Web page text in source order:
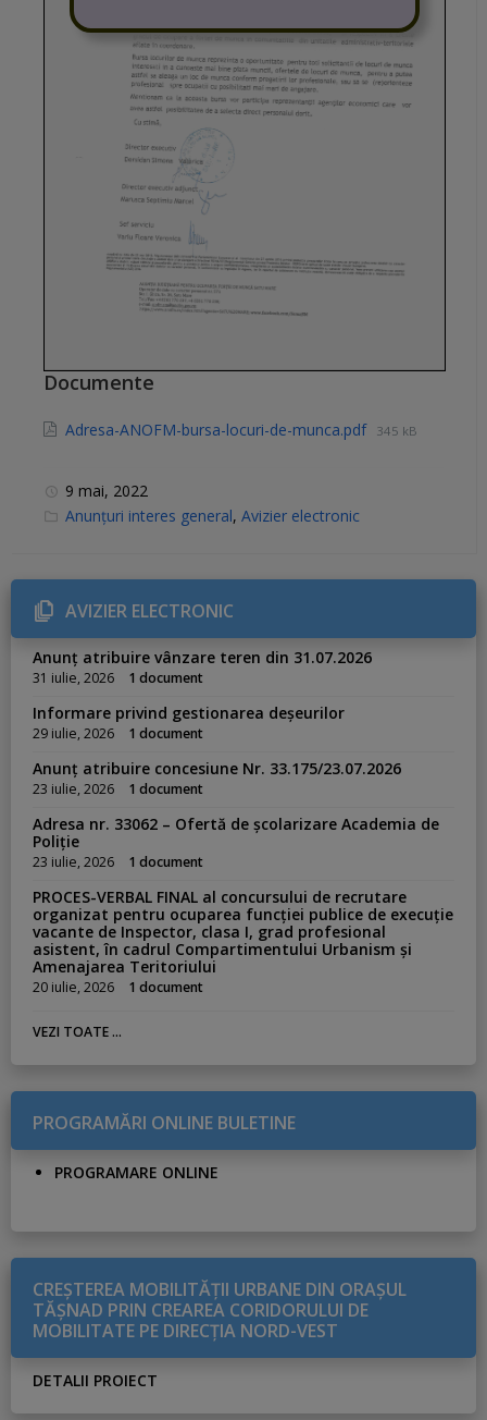
Documente
Adresa-ANOFM-bursa-locuri-de-munca.pdf 345 kB
9 mai, 2022
C
r
i
e
s
Anunțuri interes general, Avizier electronic
AVIZIER ELECTRONIC
Anunț atribuire vânzare teren din 31.07.2026
31 iulie, 2026 1 document
Informare privind gestionarea deșeurilor
29 iulie, 2026 1 document
Anunț atribuire concesiune Nr. 33.175/23.07.2026
23 iulie, 2026 1 document
Adresa nr. 33062 – Ofertă de școlarizare Academia de
Poliție
23 iulie, 2026 1 document
PROCES-VERBAL FINAL al concursului de recrutare
organizat pentru ocuparea funcției publice de execuție
vacante de Inspector, clasa I, grad profesional
asistent, în cadrul Compartimentului Urbanism și
Amenajarea Teritoriului
20 iulie, 2026 1 document
VEZI TOATE ...
PROGRAMĂRI ONLINE BULETINE
PROGRAMARE ONLINE
CREŞTEREA MOBILITĂŢII URBANE DIN ORAŞUL
TĂŞNAD PRIN CREAREA CORIDORULUI DE
MOBILITATE PE DIRECŢIA NORD-VEST
DETALII PROIECT